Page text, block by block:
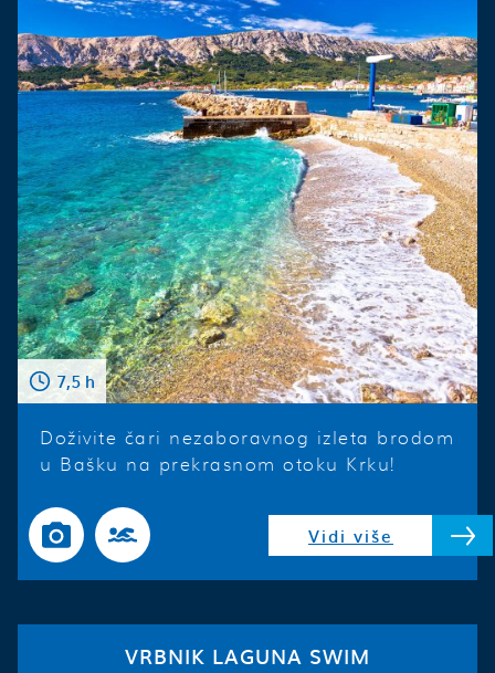
7,5 h
Doživite čari nezaboravnog izleta brodom
u Bašku na prekrasnom otoku Krku!
Vidi više
VRBNIK LAGUNA SWIM